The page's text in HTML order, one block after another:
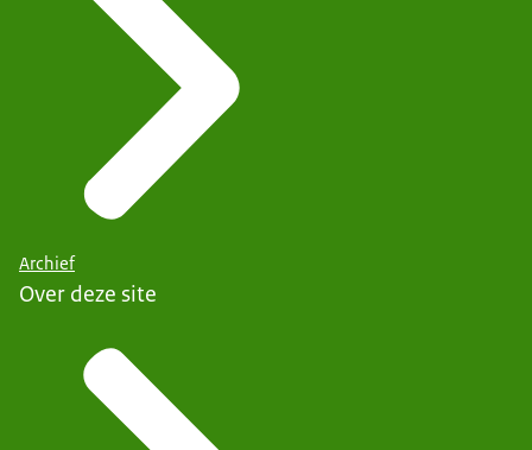
Archief
Over deze site